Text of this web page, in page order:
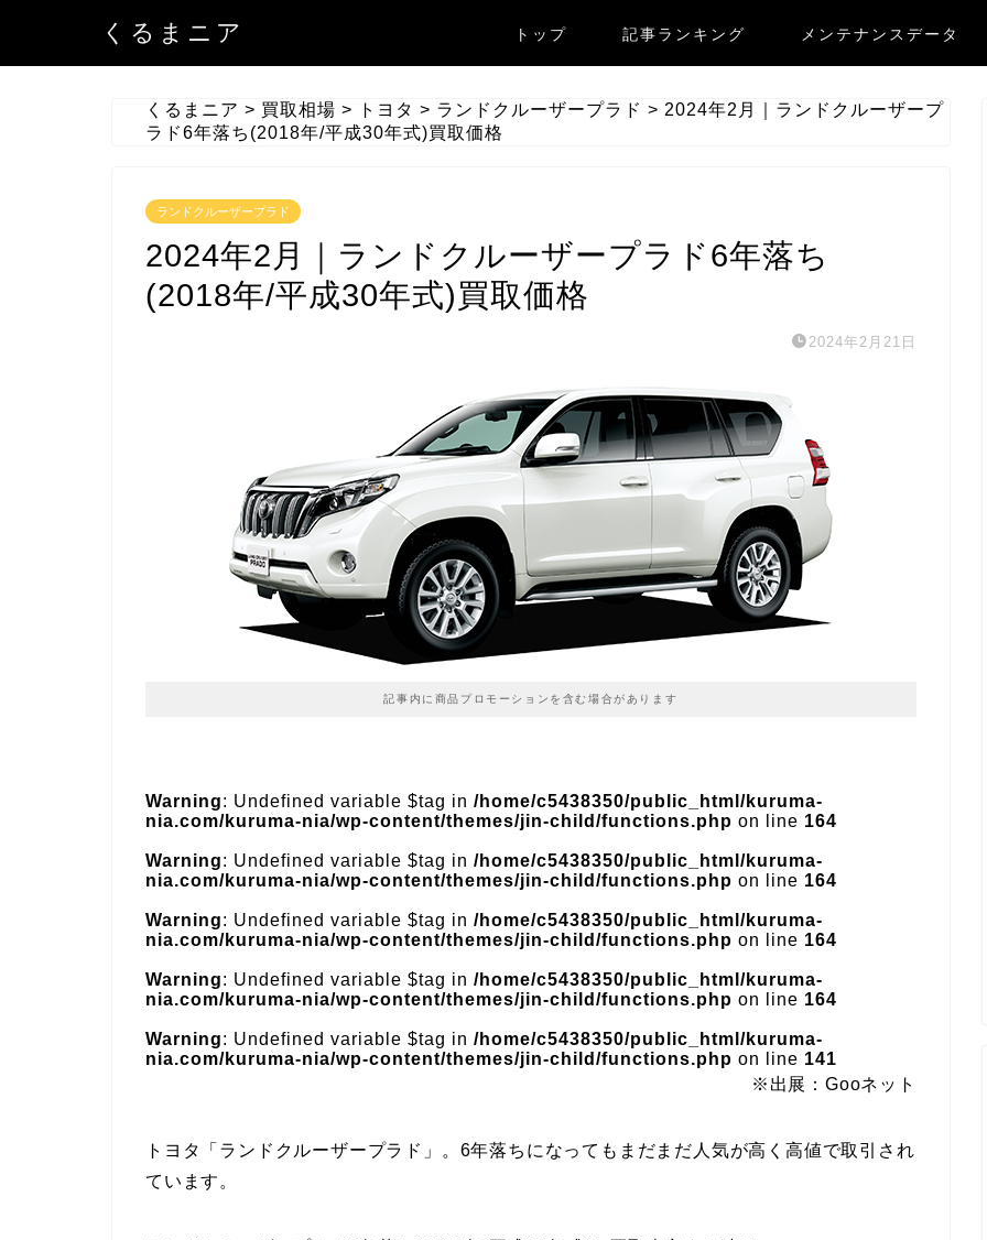
くるまニア トップ 記事ランキング メンテナンスデータ
くるまニア > 買取相場 > トヨタ > ランドクルーザープラド > 2024年2月｜ランドクルーザープ
ラド6年落ち(2018年/平成30年式)買取価格
ランドクルーザープラド
2024年2月｜ランドクルーザープラド6年落ち
(2018年/平成30年式)買取価格
2024年2月21日
記事内に商品プロモーションを含む場合があります
Warning: Undefined variable $tag in /home/c5438350/public_html/kuruma-
nia.com/kuruma-nia/wp-content/themes/jin-child/functions.php on line 164
Warning: Undefined variable $tag in /home/c5438350/public_html/kuruma-
nia.com/kuruma-nia/wp-content/themes/jin-child/functions.php on line 164
Warning: Undefined variable $tag in /home/c5438350/public_html/kuruma-
nia.com/kuruma-nia/wp-content/themes/jin-child/functions.php on line 164
Warning: Undefined variable $tag in /home/c5438350/public_html/kuruma-
nia.com/kuruma-nia/wp-content/themes/jin-child/functions.php on line 164
Warning: Undefined variable $tag in /home/c5438350/public_html/kuruma-
nia.com/kuruma-nia/wp-content/themes/jin-child/functions.php on line 141
※出展：Gooネット
トヨタ「ランドクルーザープラド」。6年落ちになってもまだまだ人気が高く高値で取引され
ています。